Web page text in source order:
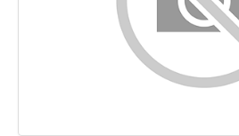
Användbarhet
Dokument